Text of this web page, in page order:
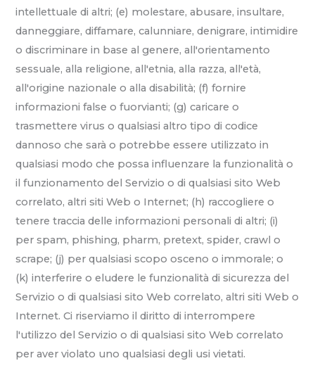
intellettuale di altri; (e) molestare, abusare, insultare,
danneggiare, diffamare, calunniare, denigrare, intimidire
o discriminare in base al genere, all'orientamento
sessuale, alla religione, all'etnia, alla razza, all'età,
all'origine nazionale o alla disabilità; (f) fornire
informazioni false o fuorvianti; (g) caricare o
trasmettere virus o qualsiasi altro tipo di codice
dannoso che sarà o potrebbe essere utilizzato in
qualsiasi modo che possa influenzare la funzionalità o
il funzionamento del Servizio o di qualsiasi sito Web
correlato, altri siti Web o Internet; (h) raccogliere o
tenere traccia delle informazioni personali di altri; (i)
per spam, phishing, pharm, pretext, spider, crawl o
scrape; (j) per qualsiasi scopo osceno o immorale; o
(k) interferire o eludere le funzionalità di sicurezza del
Servizio o di qualsiasi sito Web correlato, altri siti Web o
Internet. Ci riserviamo il diritto di interrompere
l'utilizzo del Servizio o di qualsiasi sito Web correlato
per aver violato uno qualsiasi degli usi vietati.